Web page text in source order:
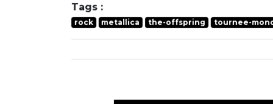
Tags :
rock metallica the-offspring tournee-